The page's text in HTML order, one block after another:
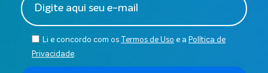
Li e concordo com os Termos de Uso e a Política de
Privacidade.